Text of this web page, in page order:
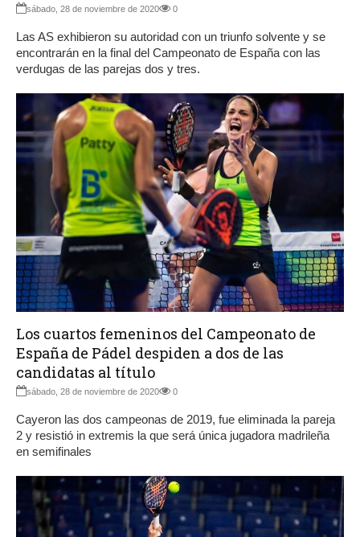
sábado, 28 de noviembre de 2020 0
Las AS exhibieron su autoridad con un triunfo solvente y se
encontrarán en la final del Campeonato de España con las
verdugas de las parejas dos y tres.
Los cuartos femeninos del Campeonato de
España de Pádel despiden a dos de las
candidatas al título
sábado, 28 de noviembre de 2020 0
Cayeron las dos campeonas de 2019, fue eliminada la pareja
2 y resistió in extremis la que será única jugadora madrileña
en semifinales